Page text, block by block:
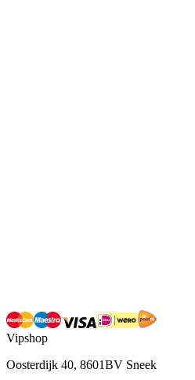
Vipshop
Oosterdijk 40, 8601BV Sneek